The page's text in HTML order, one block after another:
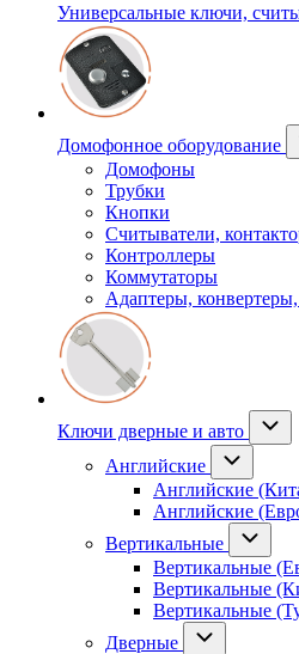
Универсальные ключи,
Домофонное оборудование
Домофоны
Трубки
Кнопки
Считыватели,
Контроллеры
Коммутаторы
Адаптеры,
Ключи дверные и авто
Английские
Английские
Английские
Вертикальные
Вертикальные
Вертикальные
Вертикальные
Дверные